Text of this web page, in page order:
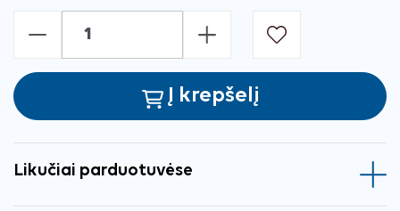
- +
Į krepšelį
Likučiai parduotuvėse